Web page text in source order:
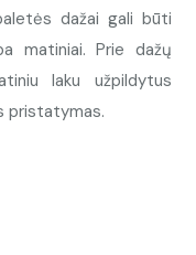
dažai gali būti
matiniai. Prie dažų
laku užpildytus
pristatymas.